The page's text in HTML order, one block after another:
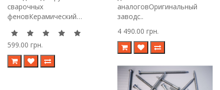
сварочных
феновКерамический
599.00 грн.
аналоговОригинальный
заводс..
4 490.00 грн.